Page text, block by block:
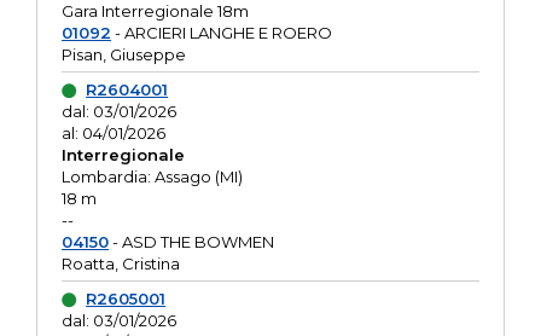
Gara Interregionale 18m
01092 - ARCIERI LANGHE E ROERO
Pisan, Giuseppe
R2604001
dal: 03/01/2026
al: 04/01/2026
Interregionale
Lombardia: Assago (MI)
18 m
--
04150- ASD THE BOWMEN
Roatta, Cristina
R2605001
dal: 03/01/2026